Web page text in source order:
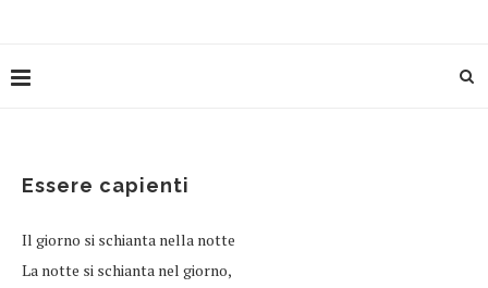
Essere capienti
Il giorno si schianta nella notte
La notte si schianta nel giorno,